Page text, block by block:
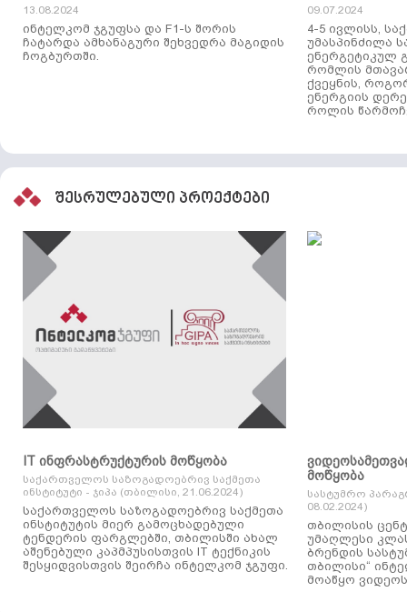
13.08.2024
ინტელკომ ჯგუფსა და F1-ს შორის
ჩატარდა ამხანაგური შეხვედრა მაგიდის
ჩოგბურთში.
09.07.2024
4-5 ივლისს,
უმასპინძილა
ენერგეტიკულ
რომლის
ქვეყნის,
ენერგიის
როლის
შესრულებული პროექტები
IT ინფრასტრუქტურის მოწყობა
საქართველოს საზოგადოებრივ საქმეთა
ინსტიტუტი - ჯიპა (თბილისი, 21.06.2024)
საქართველოს საზოგადოებრივ საქმეთა
ინსტიტუტის მიერ გამოცხადებული
ტენდერის ფარგლებში, თბილისში ახალ
აშენებული კაპმპუსისთვის IT ტექნიკის
შესყიდვისთვის შეირჩა ინტელკომ ჯგუფი.
მოწყობა
სასტუმრო
08.02.2024)
თბილისის
უმაღლესი
ბრენდის
თბილისი“
მოაწყო